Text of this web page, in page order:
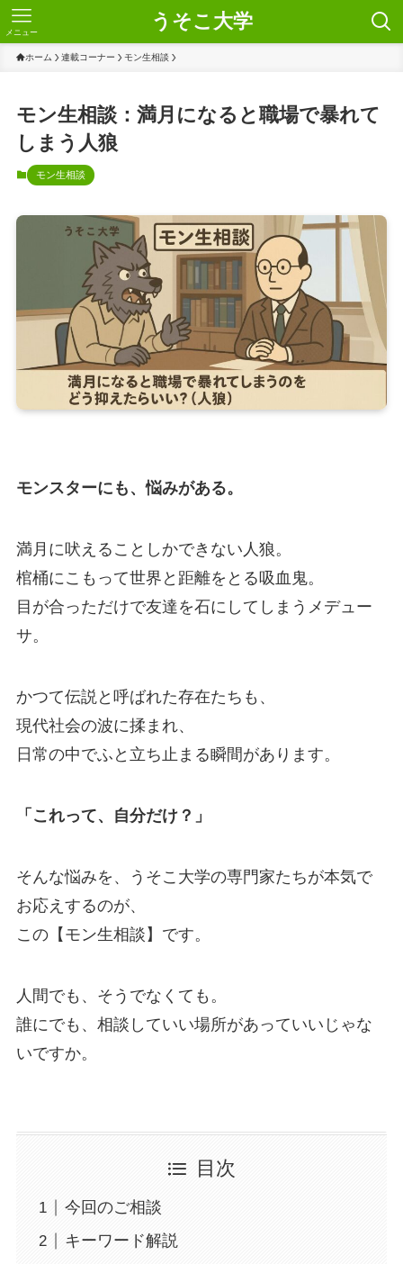
うそこ大学
メニュー
ホーム 連載コーナー モン生相談
モン生相談：満月になると職場で暴れて
しまう人狼
モン生相談
モンスターにも、悩みがある。
満月に吠えることしかできない人狼。
棺桶にこもって世界と距離をとる吸血鬼。
目が合っただけで友達を石にしてしまうメデュー
サ。
かつて伝説と呼ばれた存在たちも、
現代社会の波に揉まれ、
日常の中でふと立ち止まる瞬間があります。
「これって、自分だけ？」
そんな悩みを、うそこ大学の専門家たちが本気で
お応えするのが、
この【モン生相談】です。
人間でも、そうでなくても。
誰にでも、相談していい場所があっていいじゃな
いですか。
目次
今回のご相談
キーワード解説